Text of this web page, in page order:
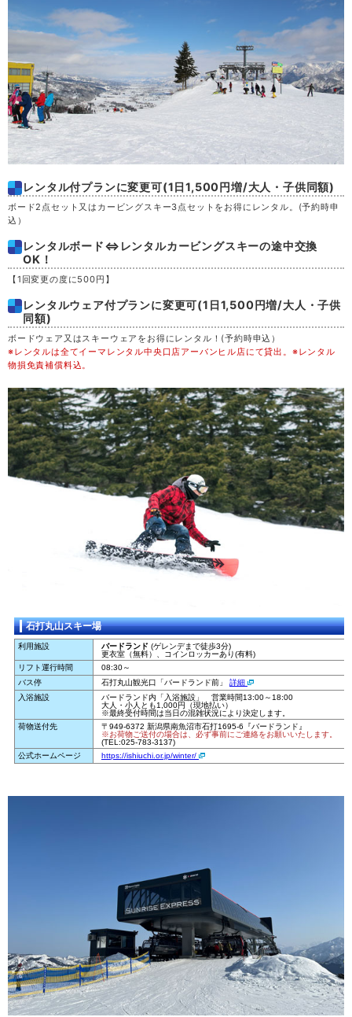
21
日 23
月 24
木 27
28
土 29
月 31
レンタル付プランに変更可(1日1,500円増/大人・子供同額)
ボード2点セット又はカービングスキー3点セットをお得にレンタル。(予約時申
込）
レンタルボード⇔レンタルカービングスキーの途中交換
OK！
【1回変更の度に500円】
レンタルウェア付プランに変更可(1日1,500円増/大人・子供
同額)
ボードウェア又はスキーウェアをお得にレンタル！(予約時申込）
※レンタルは全てイーマレンタル中央口店アーバンヒル店にて貸出。※レンタル
物損免責補償料込。